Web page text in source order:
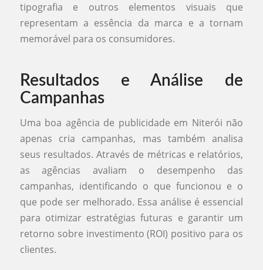
tipografia e outros elementos visuais que
representam a essência da marca e a tornam
memorável para os consumidores.
Resultados e Análise de
Campanhas
Uma boa agência de publicidade em Niterói não
apenas cria campanhas, mas também analisa
seus resultados. Através de métricas e relatórios,
as agências avaliam o desempenho das
campanhas, identificando o que funcionou e o
que pode ser melhorado. Essa análise é essencial
para otimizar estratégias futuras e garantir um
retorno sobre investimento (ROI) positivo para os
clientes.